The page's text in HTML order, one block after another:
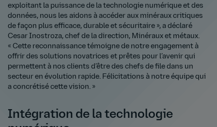
exploitant la puissance de la technologie numérique et des
données, nous les aidons à accéder aux minéraux critiques
de façon plus efficace, durable et sécuritaire », a déclaré
Cesar Inostroza, chef de la direction, Minéraux et métaux.
« Cette reconnaissance témoigne de notre engagement à
offrir des solutions novatrices et prêtes pour l’avenir qui
permettent à nos clients d’être des chefs de file dans un
secteur en évolution rapide. Félicitations à notre équipe qui
a concrétisé cette vision. »
Intégration de la technologie